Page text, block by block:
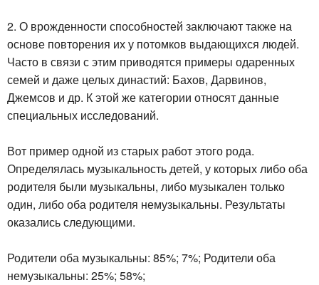
2. О врожденности способностей заключают также на
основе повторения их у потомков выдающихся людей.
Часто в связи с этим приводятся примеры одаренных
семей и даже целых династий: Бахов, Дарвинов,
Джемсов и др. К этой же категории относят данные
специальных исследований.
Вот пример одной из старых работ этого рода.
Определялась музыкальность детей, у которых либо оба
родителя были музыкальны, либо музыкален только
один, либо оба родителя немузыкальны. Результаты
оказались следующими.
Родители оба музыкальны: 85%; 7%; Родители оба
немузыкальны: 25%; 58%;